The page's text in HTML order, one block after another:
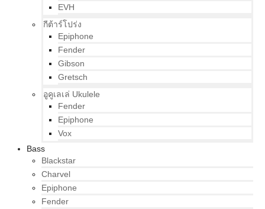
EVH
กีต้าร์โปร่ง
Epiphone
Fender
Gibson
Gretsch
อูคูเลเล่ Ukulele
Fender
Epiphone
Vox
Bass
Blackstar
Charvel
Epiphone
Fender